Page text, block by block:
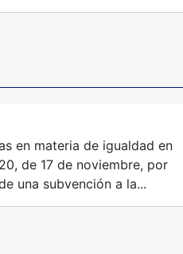
en materia de igualdad en
de 17 de noviembre, por
una subvención a la...